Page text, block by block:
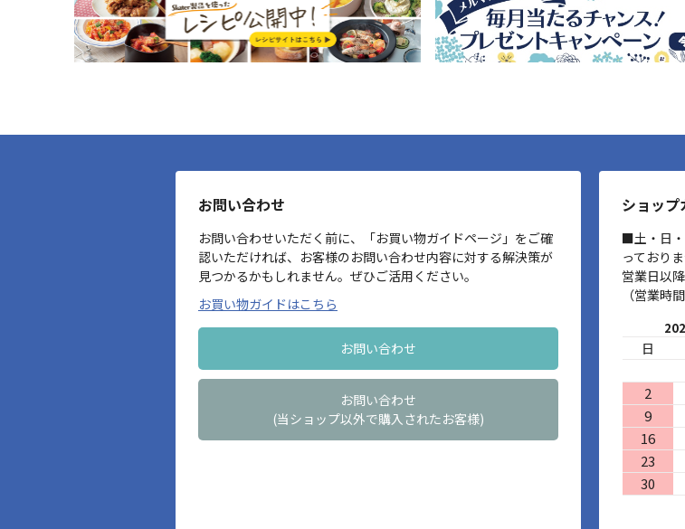
お問い合わせ
お問い合わせいただく前に、「お買い物ガイドページ」をご確
認いただければ、お客様のお問い合わせ内容に対する解決策が
見つかるかもしれません。ぜひご活用ください。
お買い物ガイドはこちら
お問い合わせ
お問い合わせ
(当ショップ以外で購入されたお客様)
ショップ
■土・日
っており
営業日以
（営業時
日
2
9
16
23
30